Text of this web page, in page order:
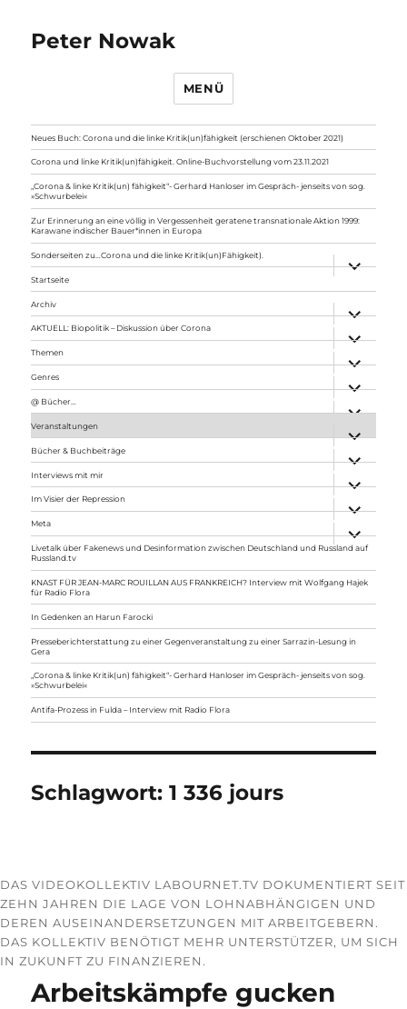
Peter Nowak
MENÜ
Neues Buch: Corona und die linke Kritik(un)fähigkeit (erschienen Oktober 2021)
Corona und linke Kritik(un)fähigkeit. Online-Buchvorstellung vom 23.11.2021
„Corona & linke Kritik(un) fähigkeit“- Gerhard Hanloser im Gespräch- jenseits von sog.
»Schwurbelei«
Zur Erinnerung an eine völlig in Vergessenheit geratene transnationale Aktion 1999:
Karawane indischer Bauer*innen in Europa
Sonderseiten zu…Corona und die linke Kritik(un)Fähigkeit).
anzeigen
Startseite
Archiv
anzeigen
AKTUELL: Biopolitik – Diskussion über Corona
anzeigen
Themen
anzeigen
Genres
anzeigen
@ Bücher…
Veranstaltungen
anzeigen
Bücher & Buchbeiträge
anzeigen
Interviews mit mir
anzeigen
Im Visier der Repression
anzeigen
Meta
anzeigen
Livetalk über Fakenews und Desinformation zwischen Deutschland und Russland auf
Russland.tv
KNAST FÜR JEAN-MARC ROUILLAN AUS FRANKREICH? Interview mit Wolfgang Hajek
für Radio Flora
In Gedenken an Harun Farocki
Presseberichterstattung zu einer Gegenveranstaltung zu einer Sarrazin-Lesung in
Gera
„Corona & linke Kritik(un) fähigkeit“- Gerhard Hanloser im Gespräch- jenseits von sog.
»Schwurbelei«
Antifa-Prozess in Fulda – Interview mit Radio Flora
Schlagwort:1 336 jours
DAS VIDEOKOLLEKTIV LABOURNET.TV DOKUMENTIERT SEIT
ZEHN JAHREN DIE LAGE VON LOHNABHÄNGIGEN UND
DEREN AUSEINANDERSETZUNGEN MIT ARBEITGEBERN.
DAS KOLLEKTIV BENÖTIGT MEHR UNTERSTÜTZER, UM SICH
IN ZUKUNFT ZU FINANZIEREN.
Arbeitskämpfe gucken